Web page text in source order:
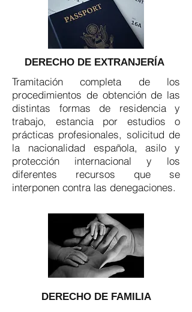
DERECHO DE EXTRANJERÍA
Tramitación completa de los
procedimientos de obtención de las
distintas formas de residencia y
trabajo, estancia por estudios o
prácticas profesionales, solicitud de
la nacionalidad española, asilo y
protección internacional y los
diferentes recursos que se
interponen contra las denegaciones.
DERECHO DE FAMILIA